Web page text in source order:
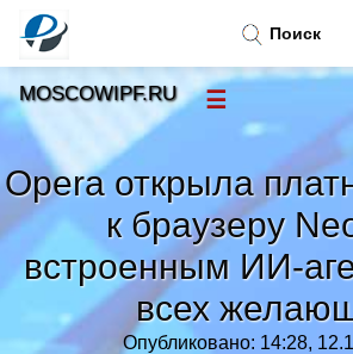
Opera открыла
к браузеру
встроенным ИИ-
всех
Опубликовано: 14:28,
Поиск
MOSCOWIPF.RU ☰
Тренды новостей»
Рубрики»
Правила »